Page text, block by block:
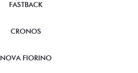
FASTBACK
CRONOS
NOVA FIORINO